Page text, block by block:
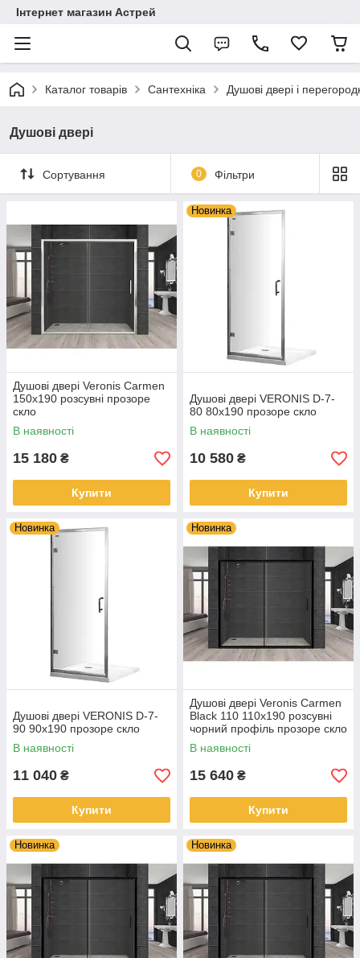
Інтернет магазин Астрей
Каталог товарів Сантехніка Душові двері і
Душові двері
Сортування 0 Фільтри
Душові двері Veronis Carmen
150х190 розсувні прозоре
скло
В наявності
15 180 ₴
Купити
Новинка
Душові двері VERONIS D-7-
80 80х190 прозоре скло
В наявності
10 580 ₴
Купити
Новинка
Душові двері VERONIS D-7-
90 90х190 прозоре скло
В наявності
11 040 ₴
Купити
Новинка
Душові двері Veronis Carmen
Black 110 110х190 розсувні
чорний профіль прозоре скло
В наявності
15 640 ₴
Купити
Новинка Новинка